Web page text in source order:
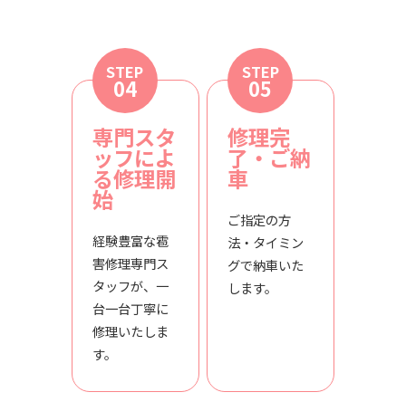
STEP
04
専門スタ
ッフによ
る修理開
始
経験豊富な雹
害修理専門ス
タッフが、一
台一台丁寧に
修理いたしま
す。
STEP
05
修理完
了・ご納
車
ご指定の方
法・タイミン
グで納車いた
します。